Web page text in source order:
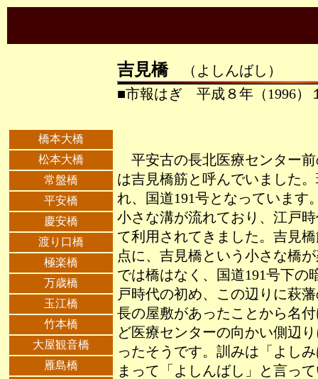
橋本大橋
松本大橋
常盤橋
平安橋
慶安橋
渡り口橋
極楽橋
万歳橋
玉江橋
竹本橋
大屋観音橋
雁島橋
吉見橋（よしんばし）
■市報はぎ 平成８年（1996）
平安古の長北医療センター
は吉見橋筋と呼んでいました
れ、国道191号となっています
小さな溝が流れており、江戸
て利用されてきました。吉見
点に、吉見橋という小さな橋
では橋はなく、国道191号下の
戸時代の初め、この辺りに萩
長の屋敷があったことから名
ど医療センターの向かい側辺
ったそうです。訓みは「よし
まって「よしんばし」と言っ